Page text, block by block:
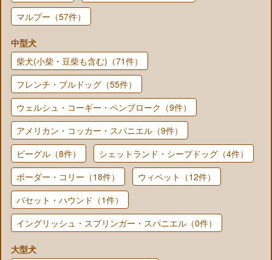
マルプー（57件）
中型犬
柴犬(小柴・豆柴も含む)（71件）
フレンチ・ブルドッグ（55件）
ウェルシュ・コーギー・ペンブローク（9件）
アメリカン・コッカー・スパニエル（9件）
ビーグル（8件）
シェットランド・シープドッグ（4件）
ボーダー・コリー（18件）
ウィペット（12件）
バセット・ハウンド（1件）
イングリッシュ・スプリンガー・スパニエル（0件）
大型犬